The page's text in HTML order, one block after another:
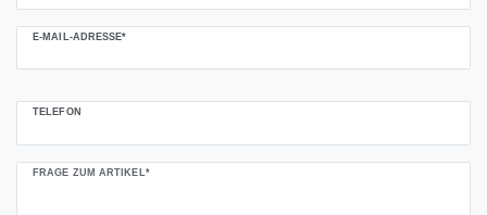
E-MAIL-ADRESSE*
TELEFON
FRAGE ZUM ARTIKEL*